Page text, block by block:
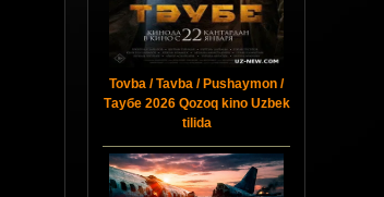
Tovba / Tavba / Pushaymon /
Таубе 2026 Qozoq kino Uzbek
tilida